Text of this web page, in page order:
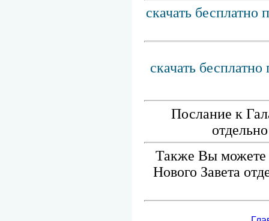
скачать
скачать
Послание к
Также Вы можете
Нового Завета